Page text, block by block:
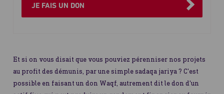
Et si on vous disait que vous pouviez pérenniser nos projets
au profit des démunis, par une simple sadaqa jariya ? C'est
possible en faisant un don Waqf, autrement dit le don d'un
JE FAIS UN DON